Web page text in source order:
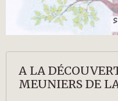
A LA
MEUNIERS DE